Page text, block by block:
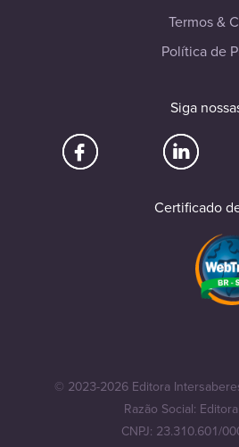
Termos &
Política de
Siga
Certificado
© 2023-2026 Editora
Razão Social:
CNPJ: 23.310.601/